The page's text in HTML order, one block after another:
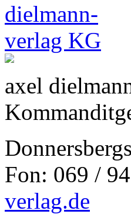
axel
Fon: 069 /
verlag.de